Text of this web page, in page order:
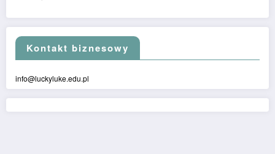
Kontakt biznesowy
info@luckyluke.edu.pl